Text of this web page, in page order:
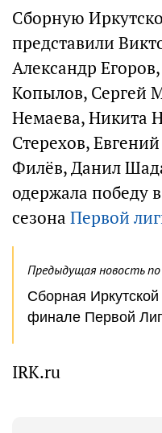
Сборную
представили
Александр
Копылов, Сергей
Немаева, Никита
Стерехов,
Филёв, Данил
одержала победу
сезона Первой
Предыдущая новость
Сборная
финале Первой
IRK.ru